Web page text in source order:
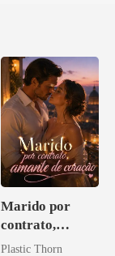
Marido por
contrato,
amante de
Plastic Thorn